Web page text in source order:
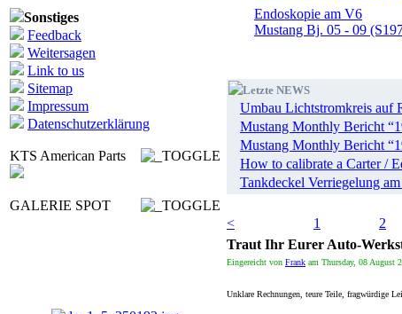
Sonstiges
Feedback
Weitersagen
Link to us
Sitemap
Impressum
Datenschutzerklärung
KTS American Parts
GALERIE SPOT
Endoskopie am V6
Mustang Bj. 05 - 09
Letzte NEWS
Umbau Lichtstromkreis auf
Mustang Monthly Bericht
Mustang Monthly Bericht
How to calibrate a Carter /
Tankdeckel Verriegelung
< 1 2
Traut Ihr Eurer Auto-
Eingereicht von Frank am Thursday, 08 August
Unklare Rechnungen, teure Teile, fragwürdige